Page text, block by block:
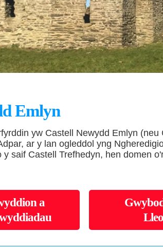
Emlyn
yw Castell Newydd Emlyn
ar y lan ogleddol yng
saif Castell Trefhedyn, hen domen
a